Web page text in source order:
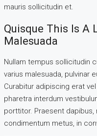
mauris sollicitudin et.
Quisque This Is A
Malesuada
Nullam tempus sollicitudin
varius malesuada, pulvinar
Curabitur adipiscing erat
pharetra interdum
porttitor. Praesent
condimentum metus, in